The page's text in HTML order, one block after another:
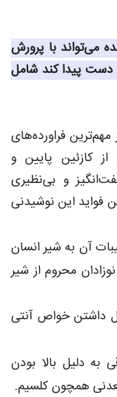
می‌تواند با پرورش
دست پیدا کند شامل
فراورده‌های
کازئین پایین و
و بی‌نظیری
فواید این نوشیدنی
آن به شیر انسان
محروم از شیر
داشتن خواص آنتی
به دلیل بالا بودن